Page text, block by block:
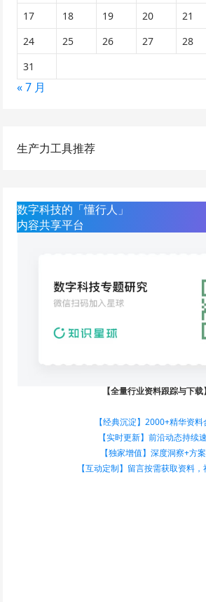
17
18 19 20 21
24
25 26 27 28
31
« 7 月
生产力工具推荐
数字科技的「懂行人」
内容共享平台
【全量行业资料跟踪与下载】
【经典沉淀】2000+精华资料
【实时更新】前沿动态持续
【独家增值】深度洞察+方
【互动定制】留言按需获取资料